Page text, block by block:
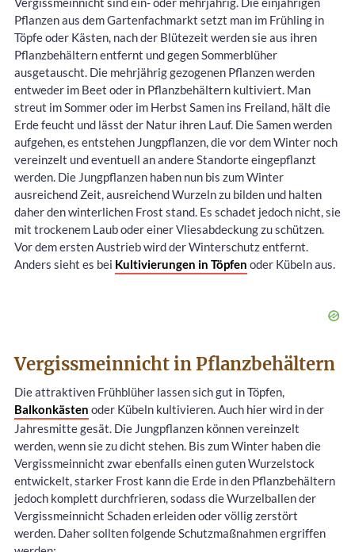
Pflanzen aus dem Gartenfachmarkt setzt man im Frühling in
Töpfe oder Kästen, nach der Blütezeit werden sie aus ihren
Pflanzbehältern entfernt und gegen Sommerblüher
ausgetauscht. Die mehrjährig gezogenen Pflanzen werden
entweder im Beet oder in Pflanzbehältern kultiviert. Man
streut im Sommer oder im Herbst Samen ins Freiland, hält die
Erde feucht und lässt der Natur ihren Lauf. Die Samen werden
aufgehen, es entstehen Jungpflanzen, die vor dem Winter noch
vereinzelt und eventuell an andere Standorte eingepflanzt
werden. Die Jungpflanzen haben nun bis zum Winter
ausreichend Zeit, ausreichend Wurzeln zu bilden und halten
daher den winterlichen Frost stand. Es schadet jedoch nicht, sie
mit trockenem Laub oder einer Vliesabdeckung zu schützen.
Vor dem ersten Austrieb wird der Winterschutz entfernt.
Anders sieht es bei Kultivierungen in Töpfen oder Kübeln aus.
Vergissmeinnicht in Pflanzbehältern
Die attraktiven Frühblüher lassen sich gut in Töpfen,
Balkonkästen oder Kübeln kultivieren. Auch hier wird in der
Jahresmitte gesät. Die Jungpflanzen können vereinzelt
werden, wenn sie zu dicht stehen. Bis zum Winter haben die
Vergissmeinnicht zwar ebenfalls einen guten Wurzelstock
entwickelt, starker Frost kann die Erde in den Pflanzbehältern
jedoch komplett durchfrieren, sodass die Wurzelballen der
Vergissmeinnicht Schaden erleiden oder völlig zerstört
werden. Daher sollten folgende Schutzmaßnahmen ergriffen